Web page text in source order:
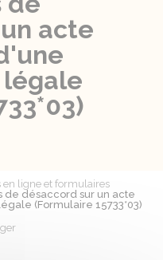
acte
en ligne et formulaires
de désaccord sur un acte
(Formulaire 15733*03)